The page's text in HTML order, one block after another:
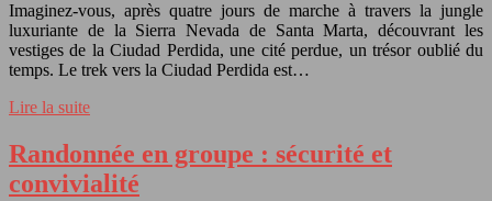
Imaginez-vous, après quatre jours de marche à travers la jungle
luxuriante de la Sierra Nevada de Santa Marta, découvrant les
vestiges de la Ciudad Perdida, une cité perdue, un trésor oublié du
temps. Le trek vers la Ciudad Perdida est…
Lire la suite
Randonnée en groupe : sécurité et
convivialité